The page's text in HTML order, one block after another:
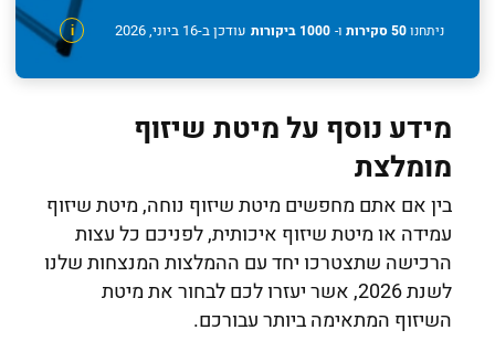
ניתחנו50 סקירות ו- 1000 ביקורות i עודכן ב-16 ביוני, 2026
מידע נוסף על מיטת שיזוף
מומלצת
בין אם אתם מחפשים מיטת שיזוף נוחה, מיטת שיזוף
עמידה או מיטת שיזוף איכותית, לפניכם כל עצות
הרכישה שתצטרכו יחד עם ההמלצות המנצחות שלנו
לשנת 2026, אשר יעזרו לכם לבחור את מיטת
השיזוף המתאימה ביותר עבורכם.